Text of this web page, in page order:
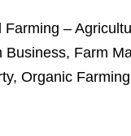
–
Farm
Organic